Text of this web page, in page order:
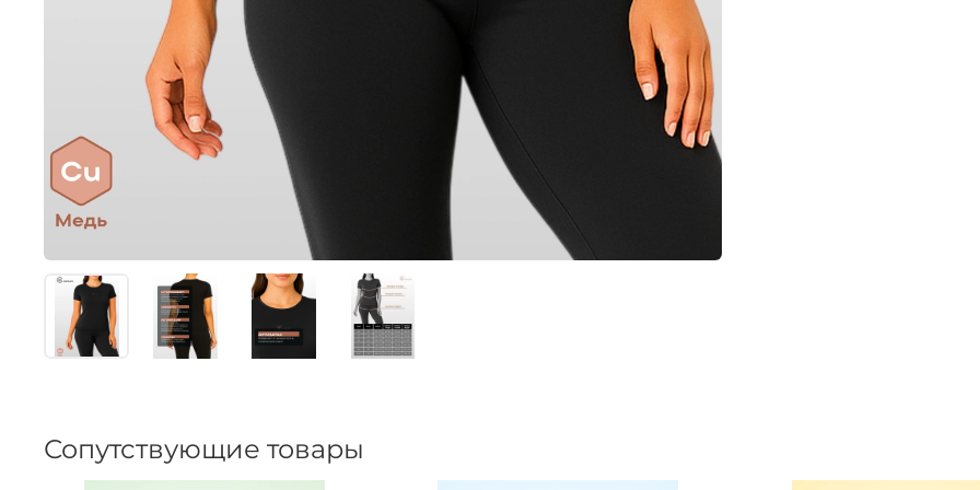
Сопутствующие товары